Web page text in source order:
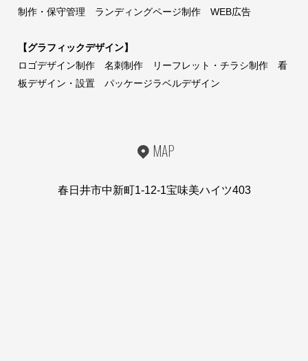
制作・保守管理 ランディングページ制作 WEB広告
【グラフィックデザイン】
ロゴデザイン制作 名刺制作 リーフレット・チラシ制作 看
板デザイン・設置 パッケージラベルデザイン
MAP
春日井市中新町1-12-1宝味美ハイツ403